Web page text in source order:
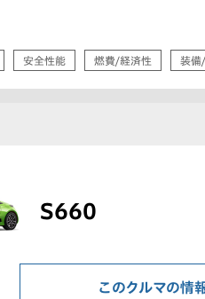
安全性能 燃費/経済性 装備
S660
このクルマの情